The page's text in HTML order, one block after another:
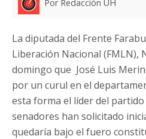
Por Redacción UH
La diputada del Frente
Liberación Nacional (FMLN),
domingo que José Luis
por un curul en el
esta forma el líder del
senadores han solicitado
quedaría bajo el fuero